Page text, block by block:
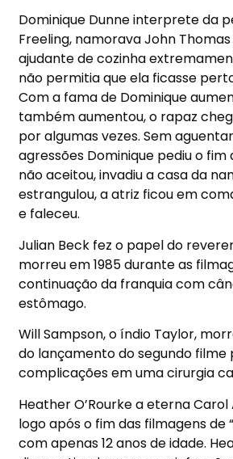
Dominique Dunne interprete da
Freeling, namorava John
ajudante de cozinha
não permitia que ela ficasse
Com a fama de Dominique
também aumentou, o rapaz
por algumas vezes. Sem
agressões Dominique pediu o
não aceitou, invadiu a casa da
estrangulou, a atriz ficou em
e faleceu.
Julian Beck fez o papel do
morreu em 1985 durante as
continuação da franquia com
estômago.
Will Sampson, o índio Taylor,
do lançamento do segundo filme
complicações em uma cirurgia
Heather O’Rourke a eterna
logo após o fim das filmagens de
com apenas 12 anos de idade.